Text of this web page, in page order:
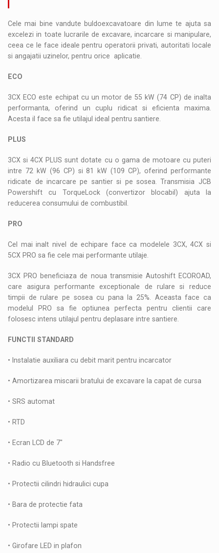
Cele mai bine vandute buldoexcavatoare din lume te ajuta sa
excelezi in toate lucrarile de excavare, incarcare si manipulare,
ceea ce le face ideale pentru operatorii privati, autoritati locale
si angajatii uzinelor, pentru orice aplicatie.
ECO
3CX ECO este echipat cu un motor de 55 kW (74 CP) de inalta
performanta, oferind un cuplu ridicat si eficienta maxima.
Acesta il face sa fie utilajul ideal pentru santiere.
PLUS
3CX si 4CX PLUS sunt dotate cu o gama de motoare cu puteri
intre 72 kW (96 CP) si 81 kW (109 CP), oferind performante
ridicate de incarcare pe santier si pe sosea. Transmisia JCB
Powershift cu TorqueLock (convertizor blocabil) ajuta la
reducerea consumului de combustibil.
PRO
Cel mai inalt nivel de echipare face ca modelele 3CX, 4CX si
5CX PRO sa fie cele mai performante utilaje.
3CX PRO beneficiaza de noua transmisie Autoshift ECOROAD,
care asigura performante exceptionale de rulare si reduce
timpii de rulare pe sosea cu pana la 25%. Aceasta face ca
modelul PRO sa fie optiunea perfecta pentru clientii care
folosesc intens utilajul pentru deplasare intre santiere.
FUNCTII STANDARD
• Instalatie auxiliara cu debit marit pentru incarcator
• Amortizarea miscarii bratului de excavare la capat de cursa
• SRS automat
• RTD
• Ecran LCD de 7"
• Radio cu Bluetooth si Handsfree
• Protectii cilindri hidraulici cupa
• Bara de protectie fata
• Protectii lampi spate
• Girofare LED in plafon